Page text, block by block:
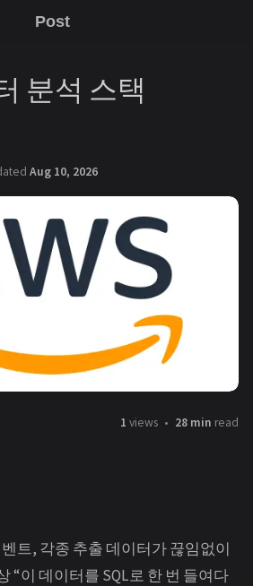
Post
분석 스택
Aug 10, 2026
1 views 28 min read
트, 각종 추출 데이터가 끊임없이
“이 데이터를 SQL로 한 번 들여다